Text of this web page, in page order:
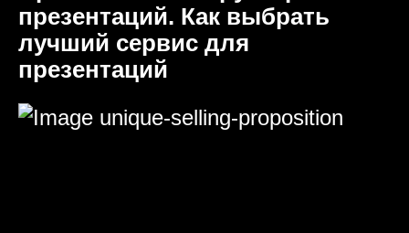
презентаций. Как выбрать
лучший сервис для
презентаций